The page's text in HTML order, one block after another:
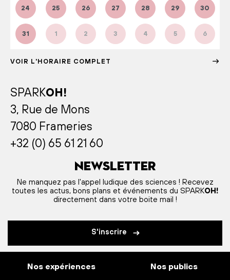
24 25 26 27 28 29 30
31 1 2 3 4 5 6
VOIR L'HORAIRE COMPLET
SPARKOH!
3, Rue de Mons
7080 Frameries
+32 (0) 65 61 21 60
Newsletter
Ne manquez pas l'appel ludique des sciences ! Recevez
toutes les actus, bons plans et événements du SPARKOH!
directement dans votre boite mail !
S'inscrire
Nos expériences Nos publics